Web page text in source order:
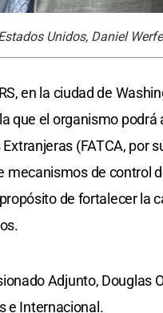
Unidos, Daniel
en la ciudad de
que el organismo podrá
(FATCA, por
de control
de fortalecer la
Adjunto, Douglas
e Internacional.